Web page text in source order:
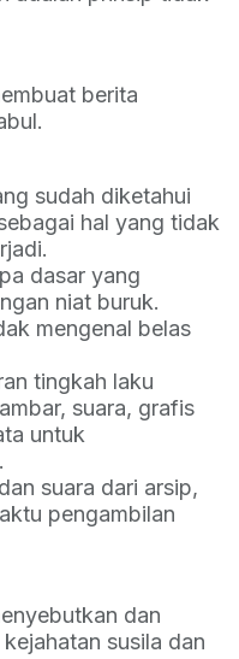
berita
sudah diketahui
hal yang tidak
dasar yang
niat buruk.
mengenal belas
tingkah laku
suara, grafis
untuk
suara dari arsip,
pengambilan
dan
susila dan